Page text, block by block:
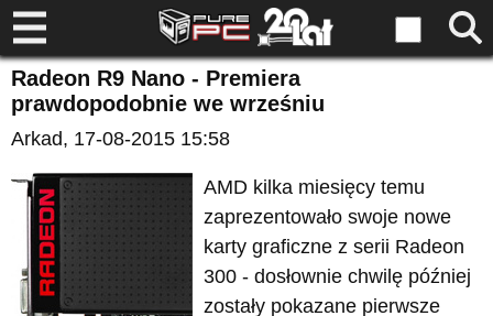
Radeon R9 Nano - Premiera
prawdopodobnie we wrześniu
Arkad, 17-08-2015 15:58
AMD kilka miesięcy temu
zaprezentowało swoje nowe
karty graficzne z serii Radeon
300 - dosłownie chwilę później
zostały pokazane pierwsze